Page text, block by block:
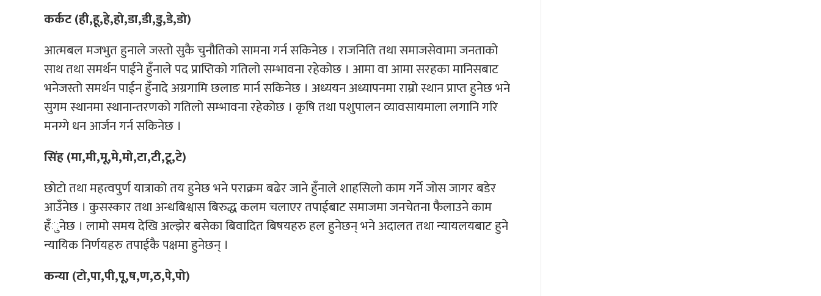
कर्कट (ही,हू,हे,हो,डा,डी,डु,डे,डो)
आत्मबल मजभुत हुनाले जस्तो सुकै चुनौतिको सामना गर्न सकिनेछ । राजनिति तथा समाजसेवामा जनताको
साथ तथा समर्थन पाईने हुँनाले पद प्राप्तिको गतिलो सम्भावना रहेकोछ । आमा वा आमा सरहका मानिसबाट
भनेजस्तो समर्थन पाईन हुँनादे अग्रगामि छलाङ मार्न सकिनेछ । अध्ययन अध्यापनमा राम्रो स्थान प्राप्त हुनेछ भने
सुगम स्थानमा स्थानान्तरणको गतिलो सम्भावना रहेकोछ । कृषि तथा पशुपालन व्यावसायमाला लगानि गरि
मनग्गे धन आर्जन गर्न सकिनेछ ।
सिंह (मा,मी,मू,मे,मो,टा,टी,टू,टे)
छोटो तथा महत्वपुर्ण यात्राको तय हुनेछ भने पराक्रम बढेर जाने हुँनाले शाहसिलो काम गर्ने जोस जागर बडेर
आउँनेछ । कुसस्कार तथा अन्धबिश्वास बिरुद्ध कलम चलाएर तपाईबाट समाजमा जनचेतना फैलाउने काम
हँुनेछ । लामो समय देखि अल्झेर बसेका बिवादित बिषयहरु हल हुनेछन् भने अदालत तथा न्यायलयबाट हुने
न्यायिक निर्णयहरु तपाईकै पक्षमा हुनेछन् ।
कन्या (टो,पा,पी,पू,ष,ण,ठ,पे,पो)